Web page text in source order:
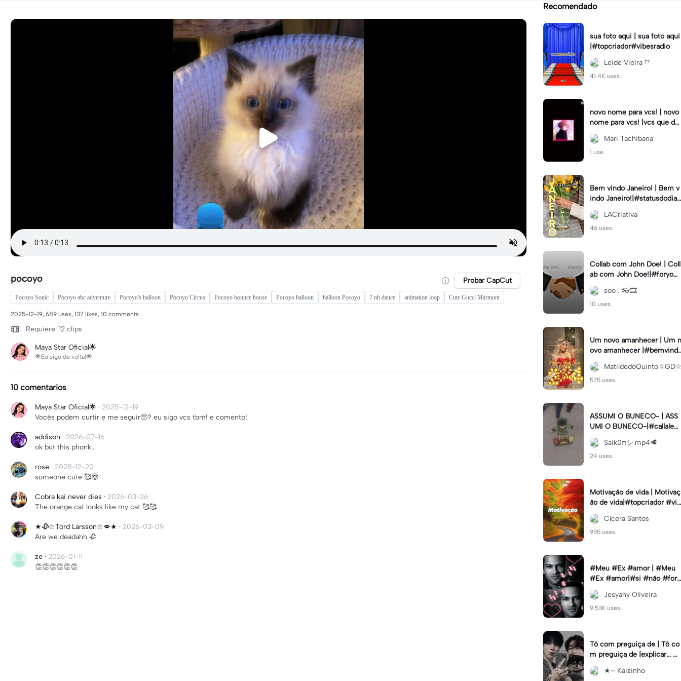
pocoyo Probar CapCut
Pocoyo Sonic Pocoyo abc adventure Pocoyo's balloon Pocoyo Circus Pocoyo bounce house Pocoyo balloon balloon Pocoyo 7 nh dance animation loop Cute Gucci Marmont
2025-12-19, 689 uses, 137 likes, 10 comments.
Requiere: 12 clips
Maya Star Oficial🌟
🌟Eu sigo de volta!🌟
10 comentarios
Maya Star Oficial🌟 · 2025-12-19
Vocês podem curtir e me seguir🥺? eu sigo vcs tbm! e comento!
addison · 2026-07-16
ok but this phonk..
rose · 2025-12-20
someone cute 🥰😍
Cobra kai never dies · 2026-03-26
The orange cat looks like my cat 🥰🥰
★🥀☆Tord Larsson☆💋★ · 2026-03-09
Are we deadahh 🥀
ze · 2026-01-11
👏👏👏👏👏👏
Recomendado
sua foto aqui | sua foto aqui
|#topcriador#vibesradio
Leide Vieira ᶻ⁷
41.4K uses.
novo nome para vcs! | novo
nome para vcs! |vcs que de
cidem! :3 #tokyo_revenger
s #hinatatachibana
Mari Tachibana
1 use.
Bem vindo Janeiro! | Bem v
indo Janeiro!|#statusdodia
#bemvindojaneiro #rumoa
otop #bemvindo2024
LACriativa
46 uses.
Collab com John Doe! | Coll
ab com John Doe!|#foryou
#trend #viral #xyzbca #sm
tbendysoo . 👓🎞️
10 uses.
Um novo amanhecer | Um n
ovo amanhecer
2024#fimdeano
575 uses.
ASSUMI O BUNECO- | ASS
UMI O BUNECO-|#callaleat
ória#meme#modelo#viral
#fypcapcut🔥🔥🔥
Saik0πシ︎.mp4🥩
24 uses.
Motivação de vida | Motivaç
ão de vida|#topcriador #vib
esmotiva
Cícera Santos
955 uses.
#Meu #Ex #amor | #Meu
#Ex #amor|#si #não #for
#pedir #muito
Jesyany Oliveira
9.53K uses.
Tô com preguiça de | Tô co
m preguiça de |explicar... #
Cabelorosa
★– Kaizinho